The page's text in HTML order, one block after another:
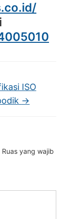
ISO
→
Ruas yang wajib